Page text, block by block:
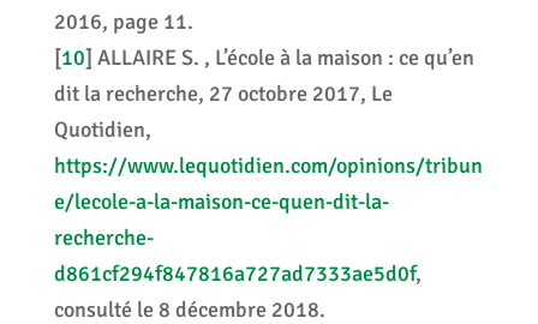
2016, page 11.
[10] ALLAIRE S. , L’école à la maison : ce qu’en
dit la recherche, 27 octobre 2017, Le
Quotidien,
https://www.lequotidien.com/opinions/tribun
e/lecole-a-la-maison-ce-quen-dit-la-
recherche-
d861cf294f847816a727ad7333ae5d0f,
consulté le 8 décembre 2018.